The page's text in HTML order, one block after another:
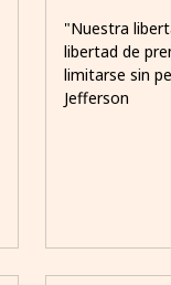
"Nuestra
libertad de
limitarse sin
Jefferson